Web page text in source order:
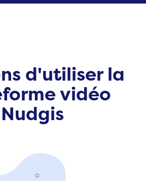
d'utiliser la
vidéo
Nudgis